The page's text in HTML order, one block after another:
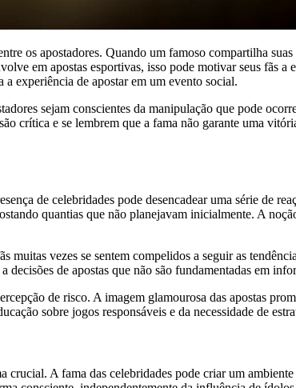
os apostadores. Quando um famoso compartilha
em apostas esportivas, isso pode motivar seus fãs
experiência de apostar em um evento social.
sejam conscientes da manipulação que pode
crítica e se lembrem que a fama não garante uma
de celebridades pode desencadear uma série de
quantias que não planejavam inicialmente. A
vezes se sentem compelidos a seguir as
de apostas que não são fundamentadas em
de risco. A imagem glamourosa das apostas
sobre jogos responsáveis e da necessidade de
crucial. A fama das celebridades pode criar um